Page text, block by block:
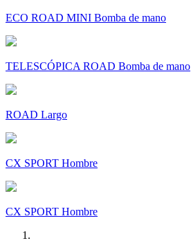
ECO ROAD MINI Bomba de mano
TELESCÓPICA ROAD Bomba de mano
ROAD Largo
CX SPORT Hombre
CX SPORT Hombre